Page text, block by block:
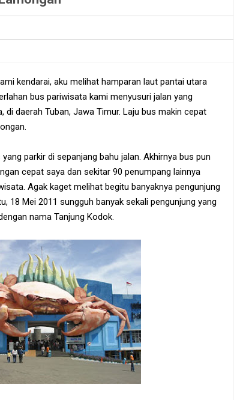
kendarai, aku melihat hamparan laut pantai utara
bus pariwisata kami menyusuri jalan yang
di daerah Tuban, Jawa Timur. Laju bus makin cepat
parkir di sepanjang bahu jalan. Akhirnya bus pun
cepat saya dan sekitar 90 penumpang lainnya
Agak kaget melihat begitu banyaknya pengunjung
18 Mei 2011 sungguh banyak sekali pengunjung yang
nama Tanjung Kodok.